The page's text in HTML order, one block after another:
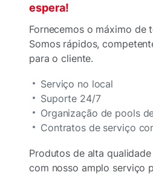
espera!
Fornecemos o máximo de
Somos rápidos,
para o cliente.
Serviço no local
Suporte 24/7
Organização de pools
Contratos de serviço
Produtos de alta
com nosso amplo serviço